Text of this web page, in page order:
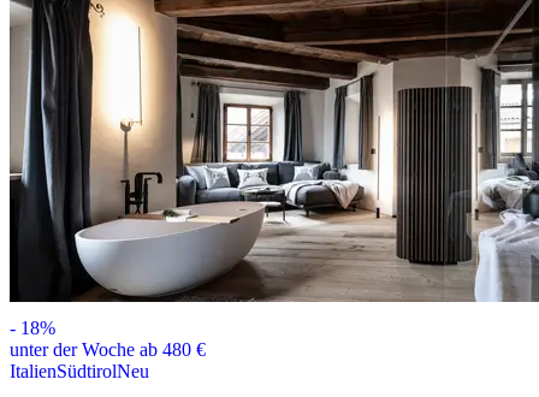
- 18%
unter der Woche ab 480 €
ItalienSüdtirolNeu